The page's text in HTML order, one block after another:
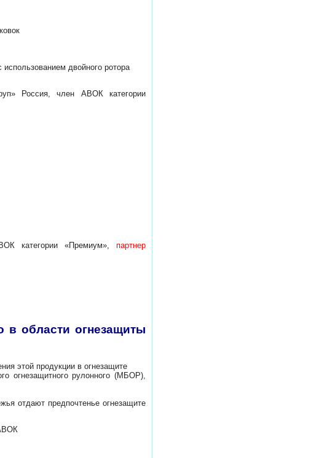
двойного ротора
Россия, член АВОК категории
категории «Премиум»,
партнер
в области огнезащиты
этой продукции в огнезащите
рулонного (МБОР),
предпочтенье огнезащите